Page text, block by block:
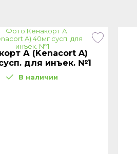
А (Kenacort A)
для инъек. №1
В наличии